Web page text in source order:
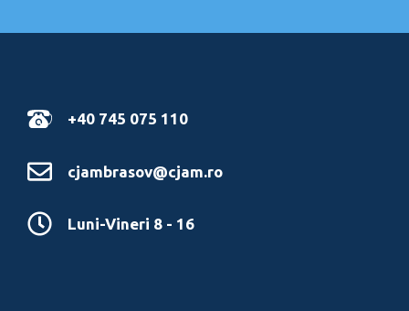
+40 745 075 110
cjambrasov@cjam.ro
Luni-Vineri 8 - 16